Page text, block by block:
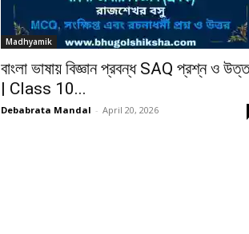
Madhyamik
বাংলা ভাষায় বিজ্ঞান প্রবন্ধ SAQ প্রশ্ন ও
| Class 10...
Debabrata Mandal - April 20, 2026